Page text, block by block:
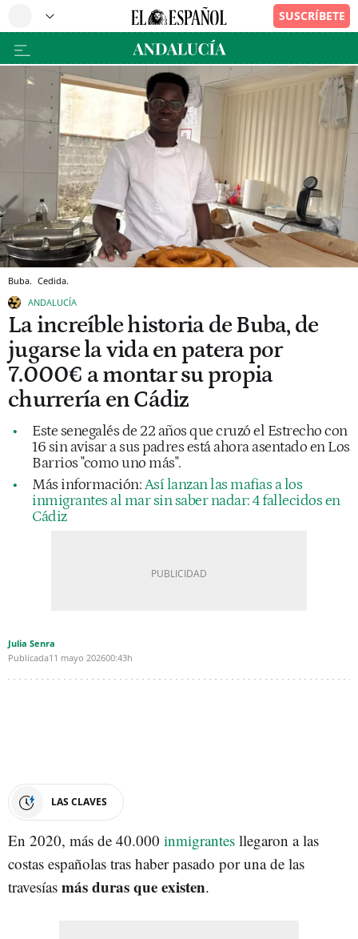
Buba. Cedida.
ANDALUCÍA
La increíble historia de Buba, de
jugarse la vida en patera por
7.000€ a montar su propia
churrería en Cádiz
Este senegalés de 22 años que cruzó el Estrecho con
16 sin avisar a sus padres está ahora asentado en Los
Barrios "como uno más".
Más información:Así lanzan las mafias a los
inmigrantes al mar sin saber nadar: 4 fallecidos en
Cádiz
Julia Senra
Publicada11 mayo 202600:43h
LAS CLAVES
En 2020, más de 40.000 inmigrantes llegaron a las
costas españolas tras haber pasado por una de las
travesías más duras que existen.